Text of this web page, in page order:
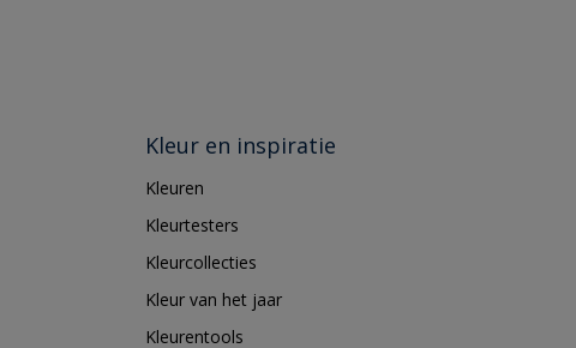
Kleur en inspiratie
Kleuren
Kleurtesters
Kleurcollecties
Kleur van het jaar
Kleurentools